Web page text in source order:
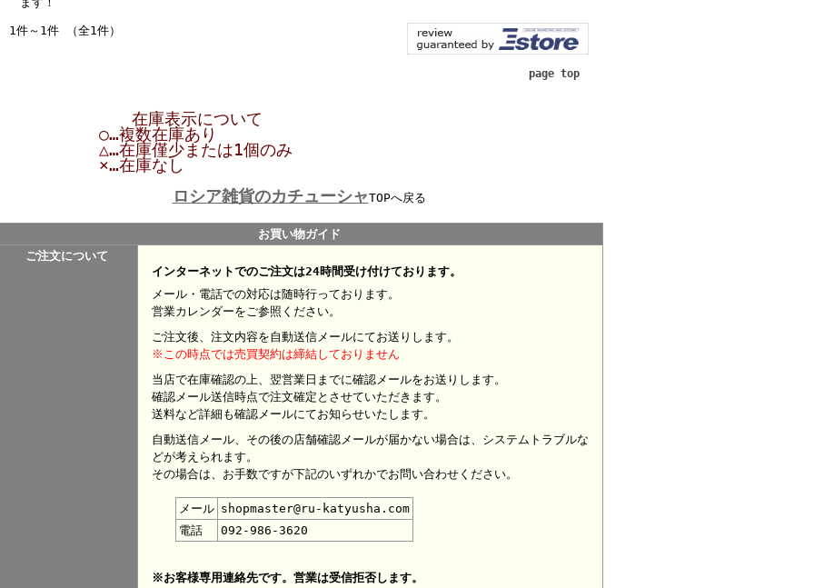
1件～1件 （全1件）
page top
在庫表示について
○…複数在庫あり
△…在庫僅少または1個のみ
×…在庫なし
ロシア雑貨のカチューシャTOPへ戻る
お買い物ガイド
ご注文について
インターネットでのご注文は24時間受け付けております。
メール・電話での対応は随時行っております。
営業カレンダーをご参照ください。
ご注文後、注文内容を自動送信メールにてお送りします。
※この時点では売買契約は締結しておりません
当店で在庫確認の上、翌営業日までに確認メールをお送りします。
確認メール送信時点で注文確定とさせていただきます。
送料など詳細も確認メールにてお知らせいたします。
自動送信メール、その後の店舗確認メールが届かない場合は、システムトラブルな
どが考えられます。
その場合は、お手数ですが下記のいずれかでお問い合わせください。
メール shopmaster@ru-katyusha.com
電話
092-986-3620
※お客様専用連絡先です。営業は受信拒否します。